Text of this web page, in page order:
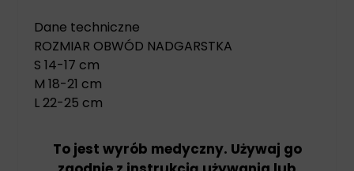
Dane techniczne
ROZMIAR OBWÓD NADGARSTKA
S 14-17 cm
M 18-21 cm
L 22-25 cm
To jest wyrób medyczny. Używaj go